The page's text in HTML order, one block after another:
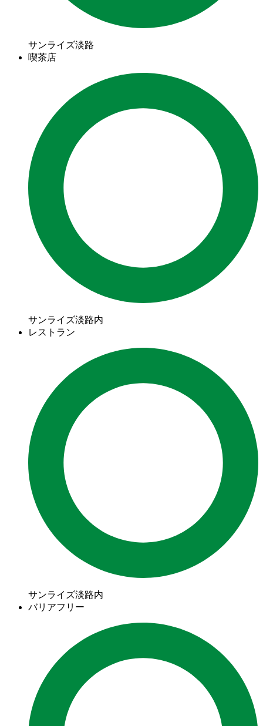
サンライズ淡路
喫茶店
サンライズ淡路内
レストラン
サンライズ淡路内
バリアフリー